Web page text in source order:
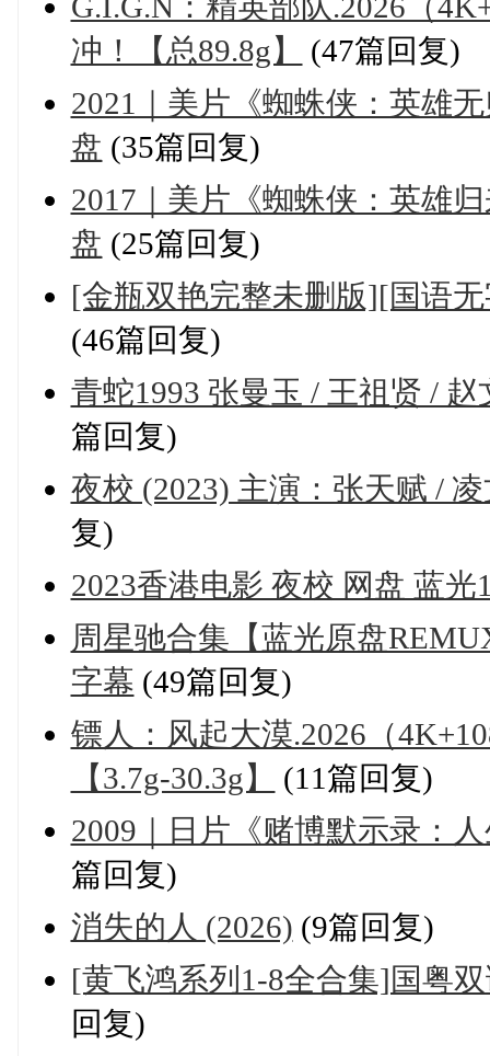
冲！【总89.8g】
(47篇回复)
2021｜美片《蜘蛛侠：英雄
盘 (35篇回复)
2017｜美片《蜘蛛侠：英雄
盘 (25篇回复)
[金瓶双艳完整未删版][国语
(46篇回复)
青蛇1993 张曼玉 / 王祖贤 /
篇回复)
夜校 (2023) 主演：张天赋 /
复)
2023香港电影 夜校 网盘 蓝光
周星驰合集【蓝光原盘
字幕 (49篇回复)
镖人：风起大漠.2026（
【3.7g-30.3g】
(11篇回复)
2009｜日片《赌博默示录：
篇回复)
消失的人 (2026) (9篇回复)
[黄飞鸿系列1-8全合集]国粤
回复)